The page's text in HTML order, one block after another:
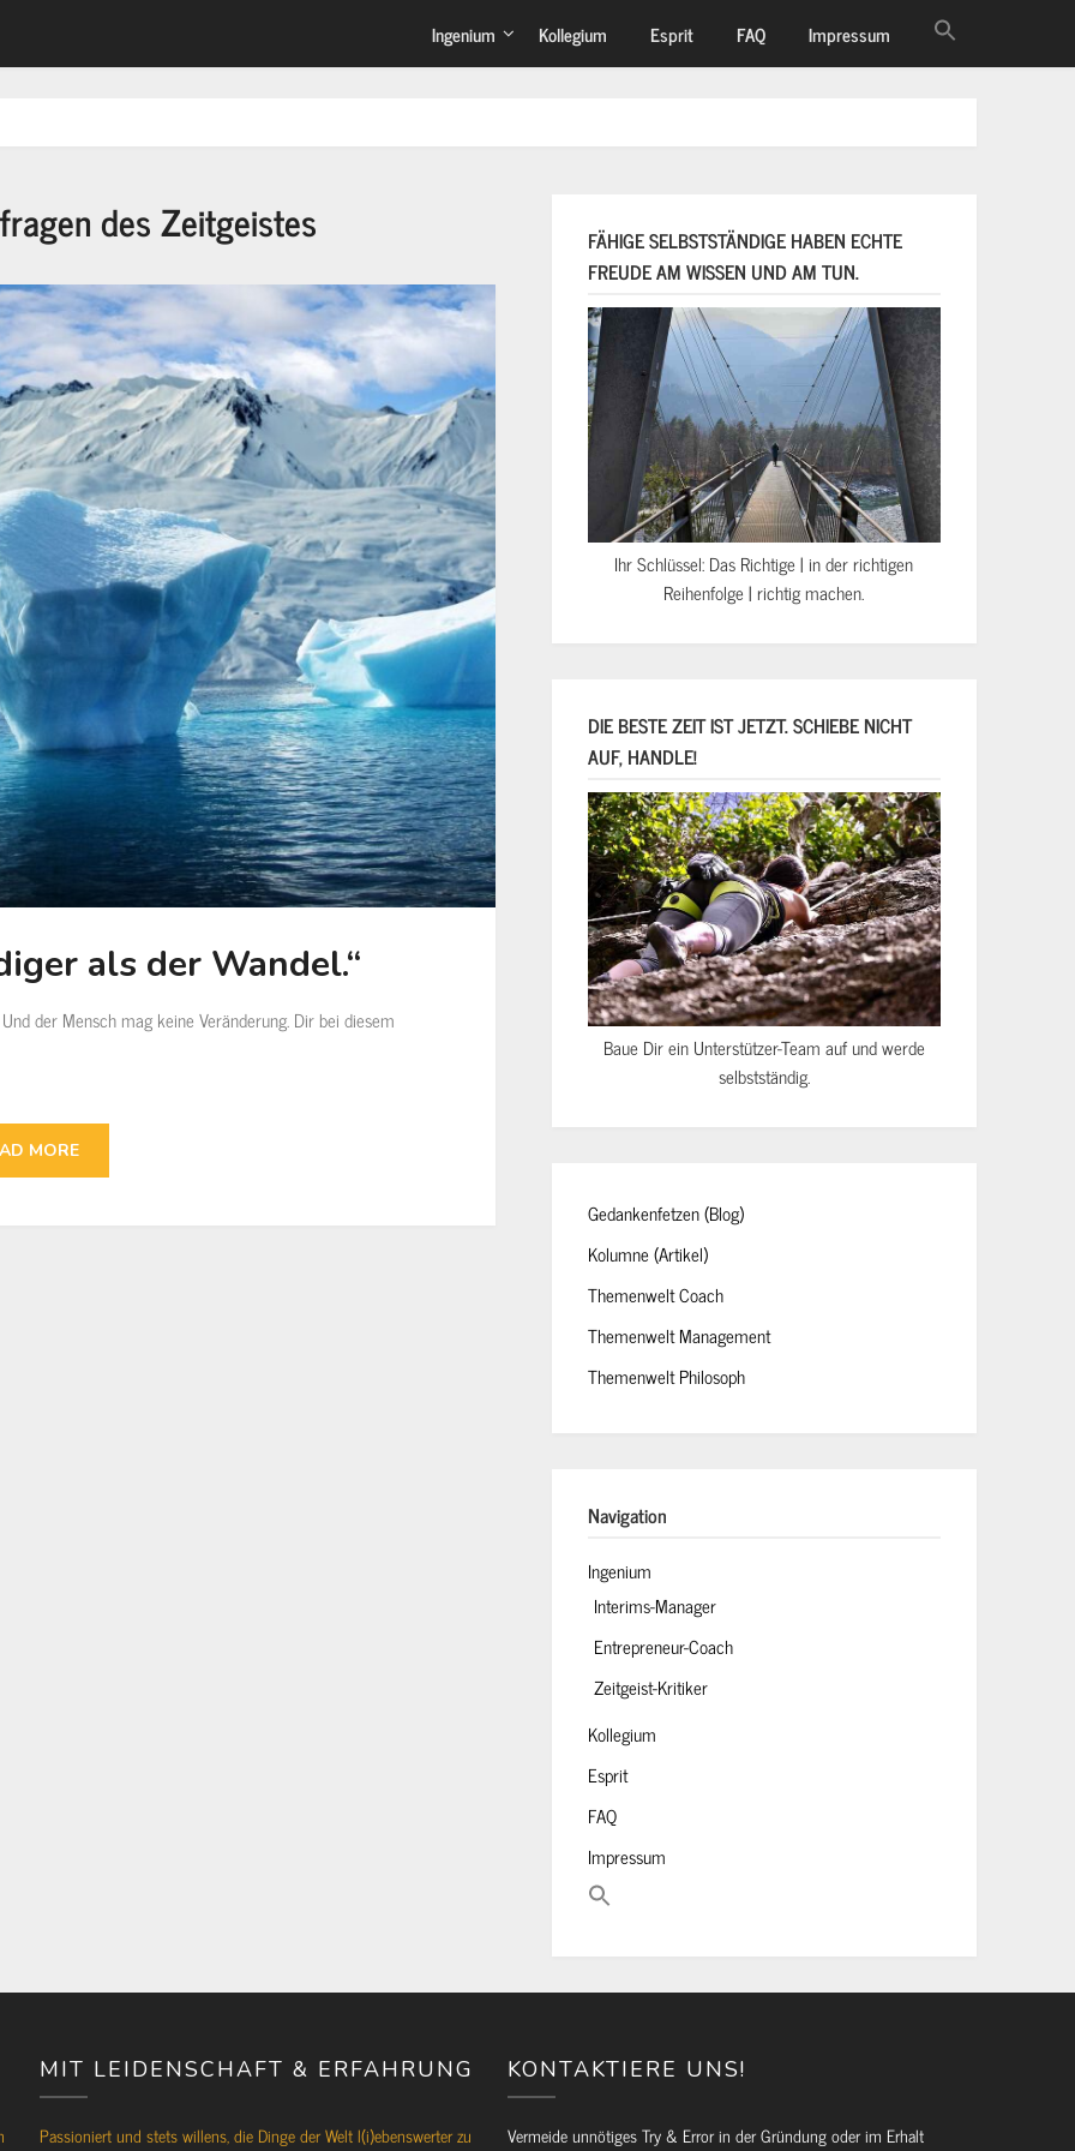
Ingenium Kollegium Esprit FAQ Impressum
des Zeitgeistes
als der Wandel.“
der Mensch mag keine Veränderung. Dir bei diesem
MORE
FÄHIGE SELBSTSTÄNDIGE HABEN ECHTE
FREUDE AM WISSEN UND AM TUN.
Ihr Schlüssel: Das Richtige | in der richtigen
Reihenfolge | richtig machen.
DIE BESTE ZEIT IST JETZT. SCHIEBE NICHT
AUF, HANDLE!
Baue Dir ein Unterstützer-Team auf und werde
selbstständig.
Gedankenfetzen (Blog)
Kolumne (Artikel)
Themenwelt Coach
Themenwelt Management
Themenwelt Philosoph
Navigation
Ingenium
Interims-Manager
Entrepreneur-Coach
Zeitgeist-Kritiker
Kollegium
Esprit
FAQ
Impressum
MIT LEIDENSCHAFT & ERFAHRUNG
Passioniert und stets willens, die Dinge der Welt l(i)ebenswerter zu
KONTAKTIERE UNS!
Vermeide unnötiges Try & Error in der Gründung oder im Erhalt